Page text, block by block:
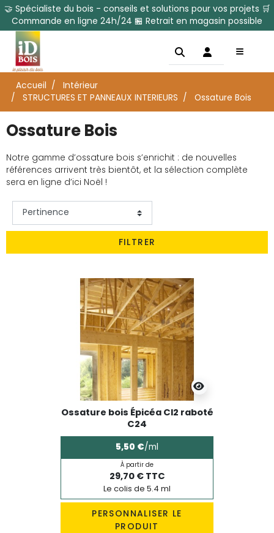
🤝 Spécialiste du bois - conseils et solutions pour vos projets 🛒
Commande en ligne 24h/24 🏪 Retrait en magasin possible
Accueil
Intérieur
STRUCTURES ET PANNEAUX INTERIEURS
Ossature Bois
Ossature Bois
Notre gamme d’ossature bois s’enrichit : de nouvelles
références arrivent très bientôt, et la sélection complète
sera en ligne d’ici Noël !
FILTRER
Ossature bois Épicéa Cl2 raboté
C24
5,50 €/ml
À partir de
29,70 € TTC
Le colis de 5.4 ml
PERSONNALISER LE
PRODUIT